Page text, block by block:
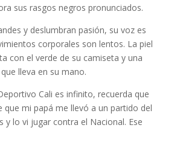
sus rasgos negros pronunciados.
y deslumbran pasión, su voz es
corporales son lentos. La piel
con el verde de su camiseta y una
lleva en su mano.
Cali es infinito, recuerda que
que mi papá me llevó a un partido del
y lo vi jugar contra el Nacional. Ese